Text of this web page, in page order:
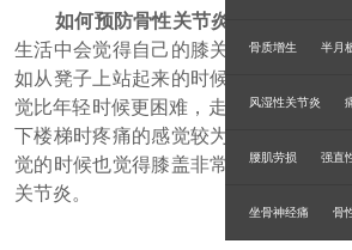
骨质增生 半月
风湿性关节炎
腰肌劳损 强直
坐骨神经痛 骨
如何预防骨性关节炎？
生活中会觉得自己的膝关节慢慢出现一
如从凳子上站起来的时候觉得膝盖没有
觉比年轻时候更困难，走路的时候也觉
下楼梯时疼痛的感觉较为明显，甚至少
觉的时候也觉得膝盖非常痛，那么这类
关节炎。